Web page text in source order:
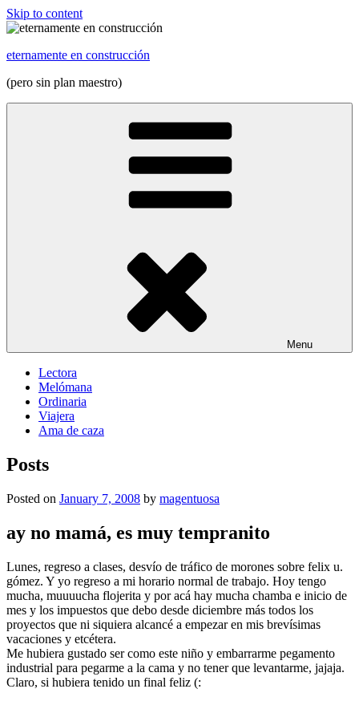
Skip to content
eternamente en construcción
(pero sin plan maestro)
Menu
Lectora
Melómana
Ordinaria
Viajera
Ama de caza
Posts
Posted on January 7, 2008 by magentuosa
ay no mamá, es muy tempranito
Lunes, regreso a clases, desvío de tráfico de morones sobre felix u.
gómez. Y yo regreso a mi horario normal de trabajo. Hoy tengo
mucha, muuuucha flojerita y por acá hay mucha chamba e inicio de
mes y los impuestos que debo desde diciembre más todos los
proyectos que ni siquiera alcancé a empezar en mis brevísimas
vacaciones y etcétera.
Me hubiera gustado ser como este niño y embarrarme pegamento
industrial para pegarme a la cama y no tener que levantarme, jajaja.
Claro, si hubiera tenido un final feliz (: